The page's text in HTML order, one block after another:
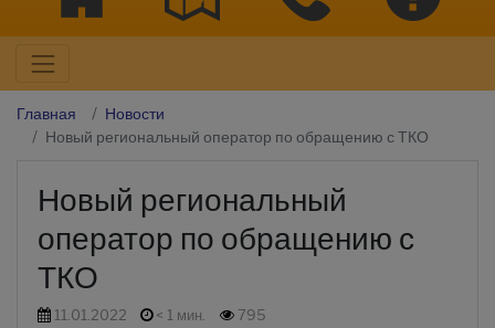
Главная
Новости
Новый региональный оператор по обращению с ТКО
Новый региональный
оператор по обращению с
ТКО
11.01.2022 < 1 мин. 795